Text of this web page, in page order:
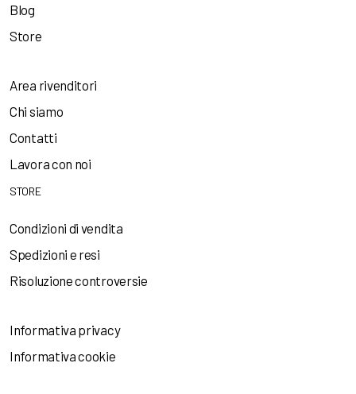
Blog
Store
Area rivenditori
Chi siamo
Contatti
Lavora con noi
STORE
Condizioni di vendita
Spedizioni e resi
Risoluzione controversie
Informativa privacy
Informativa cookie